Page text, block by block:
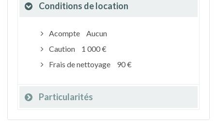
Conditions de location
Acompte
Aucun
Caution
1 000 €
Frais de nettoyage
90 €
Particularités